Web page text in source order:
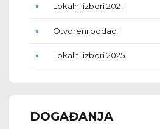
Lokalni izbori 2021
Otvoreni podaci
Lokalni izbori 2025
DOGAĐANJA